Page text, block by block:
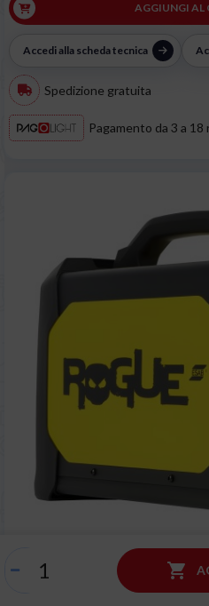

AGGIUNGI AL
Accedi alla scheda tecnica
Spedizione gratuita
Pagamento da 3 a
ESAB Rogue ET 181ip |